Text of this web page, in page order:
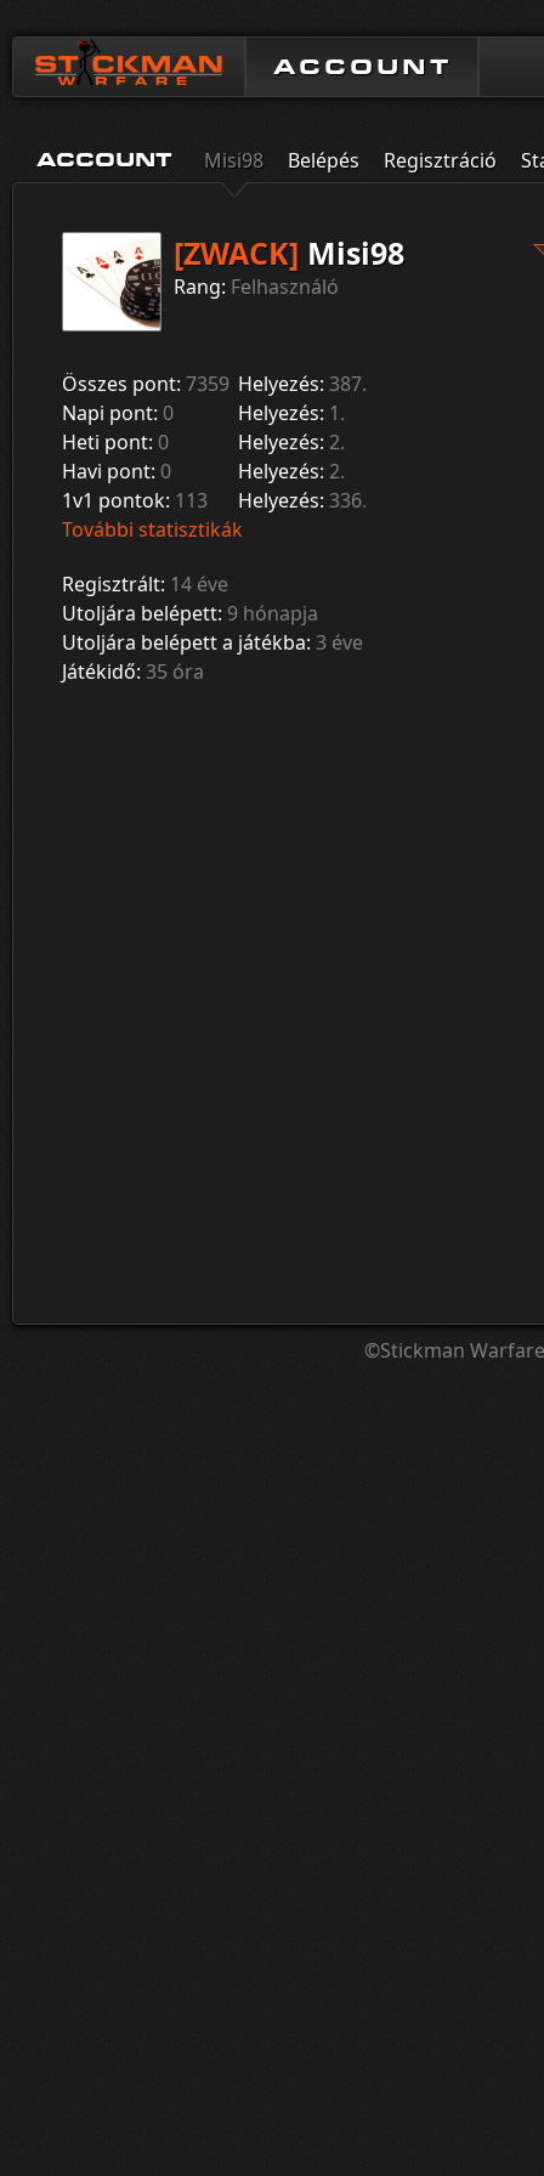
ACCOUNT
ACCOUNT Misi98 Belépés Regisztráció
[ZWACK] Misi98
Rang: Felhasználó
Összes pont: 7359 Helyezés: 387.
Napi pont: 0 Helyezés: 1.
Heti pont: 0 Helyezés: 2.
Havi pont: 0 Helyezés: 2.
1v1 pontok: 113 Helyezés: 336.
További statisztikák
Regisztrált: 14 éve
Utoljára belépett: 9 hónapja
Utoljára belépett a játékba: 3 éve
Játékidő: 35 óra
©Stickman Warfare